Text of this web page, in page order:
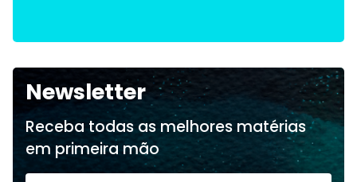
Newsletter
Receba todas as melhores matérias
em primeira mão